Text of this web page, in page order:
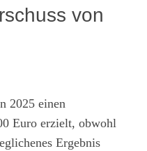
von
2025 einen
Euro erzielt, obwohl
Ergebnis